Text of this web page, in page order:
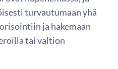
turvautumaan yhä
ja hakemaan
tai valtion